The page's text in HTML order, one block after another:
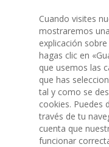
Cuando visites
mostraremos
explicación
hagas clic en
que usemos las
que has
tal y como se
cookies. Puedes
través de tu
cuenta que
funcionar